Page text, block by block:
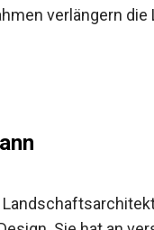
verlängern die